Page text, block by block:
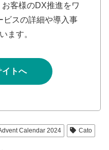
お客様のDX推進をワ
ビスの詳細や導入事
ます。
イトへ
Calendar 2024 Cato